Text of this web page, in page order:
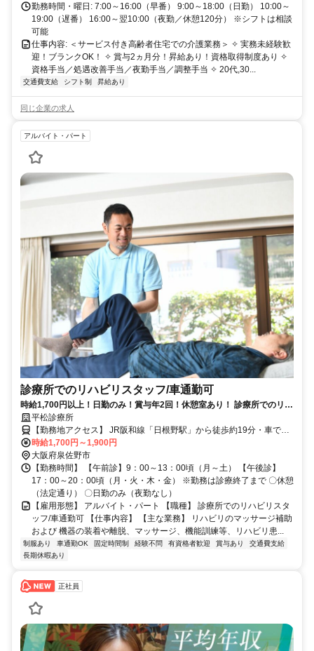
勤務時間・曜日: 7:00～16:00（早番） 9:00～18:00（日勤） 10:00～
19:00（遅番） 16:00～翌10:00（夜勤／休憩120分） ※シフトは相談
可能
仕事内容: ＜サービス付き高齢者住宅での介護業務＞ ✧ 実務未経験歓
迎！ブランクOK！ ✧ 賞与2ヵ月分！昇給あり！資格取得制度あり ✧
資格手当／処遇改善手当／夜勤手当／調整手当 ✧ 20代,30...
交通費支給 シフト制 昇給あり
同じ企業の求人
アルバイト・パート
診療所でのリハビリスタッフ/車通勤可
時給1,700円以上！日勤のみ！賞与年2回！休憩室あり！ 診療所でのリハ
ビリスタッフ（A/P）募集中！
平松診療所
【勤務地アクセス】 JR阪和線「日根野駅」から徒歩約19分・車で約
4分 ※南海バス「西上バス停」から徒歩約10分 〇車・マイカー通勤
OK（駐車場完備）
時給1,700円～1,900円
大阪府泉佐野市
【勤務時間】 【午前診】9：00～13：00頃（月～土） 【午後診】
17：00～20：00頃（月・火・木・金） ※勤務は診療終了まで 〇休憩
（法定通り） 〇日勤のみ（夜勤なし）
【雇用形態】 アルバイト・パート 【職種】 診療所でのリハビリスタ
ッフ/車通勤可 【仕事内容】 【主な業務】 リハビリのマッサージ補助
および 機器の装着や離脱、マッサージ、機能訓練等、リハビリ患...
制服あり 車通勤OK 固定時間制 経験不問 有資格者歓迎 賞与あり
交通費支給
長期休暇あり
正社員